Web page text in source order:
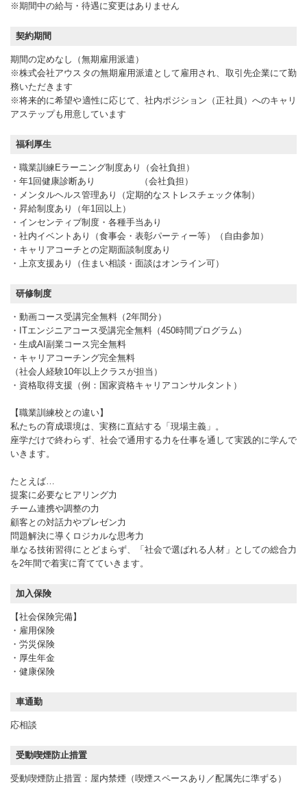
※期間中の給与・待遇に変更はありません
契約期間
期間の定めなし（無期雇用派遣）
※株式会社アウスタの無期雇用派遣として雇用され、取引先企業にて勤
務いただきます
※将来的に希望や適性に応じて、社内ポジション（正社員）へのキャリ
アステップも用意しています
福利厚生
・職業訓練Eラーニング制度あり（会社負担）
・年1回健康診断あり （会社負担）
・メンタルヘルス管理あり（定期的なストレスチェック体制）
・昇給制度あり（年1回以上）
・インセンティブ制度・各種手当あり
・社内イベントあり（食事会・表彰パーティー等）（自由参加）
・キャリアコーチとの定期面談制度あり
・上京支援あり（住まい相談・面談はオンライン可）
研修制度
・動画コース受講完全無料（2年間分）
・ITエンジニアコース受講完全無料（450時間プログラム）
・生成AI副業コース完全無料
・キャリアコーチング完全無料
（社会人経験10年以上クラスが担当）
・資格取得支援（例：国家資格キャリアコンサルタント）
【職業訓練校との違い】
私たちの育成環境は、実務に直結する「現場主義」。
座学だけで終わらず、社会で通用する力を仕事を通して実践的に学んで
いきます。
たとえば…
提案に必要なヒアリング力
チーム連携や調整の力
顧客との対話力やプレゼン力
問題解決に導くロジカルな思考力
単なる技術習得にとどまらず、「社会で選ばれる人材」としての総合力
を2年間で着実に育てていきます。
加入保険
【社会保険完備】
・雇用保険
・労災保険
・厚生年金
・健康保険
車通勤
応相談
受動喫煙防止措置
受動喫煙防止措置：屋内禁煙（喫煙スペースあり／配属先に準ずる）